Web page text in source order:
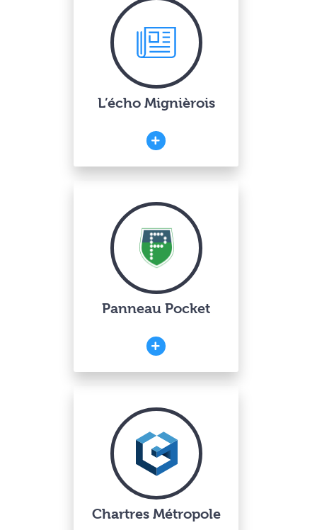
L’écho Mignièrois
Panneau Pocket
Chartres Métropole